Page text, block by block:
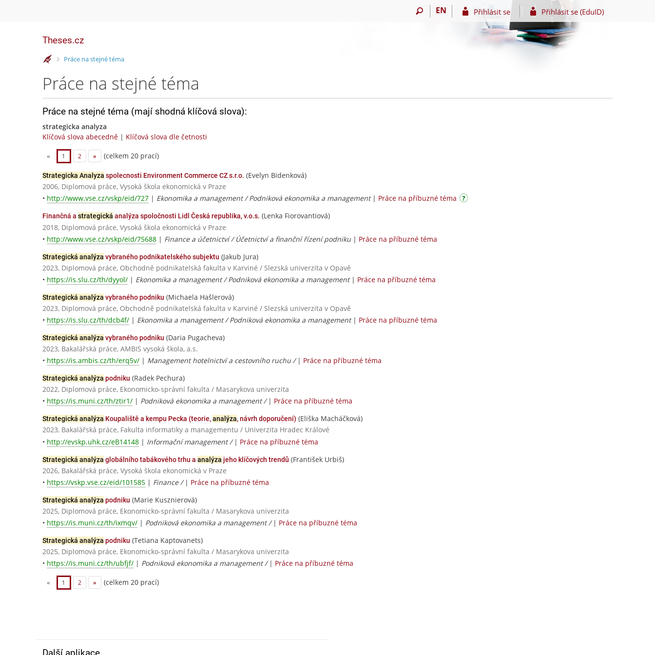
EN Přihlásit se Přihlásit se (EduID)
Theses.cz
>Práce na stejné téma
Práce na stejné téma
Práce na stejné téma (mají shodná klíčová slova):
strategicka analyza
Klíčová slova abecedně | Klíčová slova dle četnosti
« 1 2 » (celkem 20 prací)
Strategicka Analyza spolecnosti Environment Commerce CZ s.r.o. (Evelyn Bidenková)
2006, Diplomová práce, Vysoká škola ekonomická v Praze
• http://www.vse.cz/vskp/eid/727 | Ekonomika a management / Podniková ekonomika a management| Práce na příbuzné téma
Finančná a strategicka ́ analýza spoločnosti Lidl Česká republika, v.o.s. (Lenka Fiorovantiová)
2018, Diplomová práce, Vysoká škola ekonomická v Praze
• http://www.vse.cz/vskp/eid/75688 | Finance a účetnictví / Účetnictví a finanční řízení podniku | Práce na příbuzné téma
Strategická analýza vybraného podnikatelského subjektu (Jakub Jura)
2023, Diplomová práce, Obchodně podnikatelská fakulta v Karviné / Slezská univerzita v Opavě
• https://is.slu.cz/th/dyyol/ | Ekonomika a management / Podniková ekonomika a management| Práce na příbuzné téma
Strategická analýza vybraného podniku (Michaela Hašlerová)
2023, Diplomová práce, Obchodně podnikatelská fakulta v Karviné / Slezská univerzita v Opavě
• https://is.slu.cz/th/dcb4f/ | Ekonomika a management / Podniková ekonomika a management| Práce na příbuzné téma
Strategická analýza vybraného podniku (Daria Pugacheva)
2023, Bakalářská práce, AMBIS vysoká škola, a.s.
• https://is.ambis.cz/th/erq5v/ | Management hotelnictví a cestovního ruchu / | Práce na příbuzné téma
Strategická analýza podniku (Radek Pechura)
2022, Diplomová práce, Ekonomicko-správní fakulta / Masarykova univerzita
• https://is.muni.cz/th/ztir1/ | Podniková ekonomika a management / | Práce na příbuzné téma
Strategická analýza Koupaliště a kempu Pecka (teorie,analýza, návrh doporučení) (Eliška Macháčková)
2023, Bakalářská práce, Fakulta informatiky a managementu / Univerzita Hradec Králové
• http://evskp.uhk.cz/eB14148 | Informační management / | Práce na příbuzné téma
Strategická analýza globálního tabákového trhu a analýza jeho klíčových trendů (František Urbiš)
2026, Bakalářská práce, Vysoká škola ekonomická v Praze
• https://vskp.vse.cz/eid/101585 | Finance / | Práce na příbuzné téma
Strategická analýza podniku (Marie Kusznierová)
2025, Diplomová práce, Ekonomicko-správní fakulta / Masarykova univerzita
• https://is.muni.cz/th/ixmqv/ | Podniková ekonomika a management / | Práce na příbuzné téma
Strategická analýza podniku (Tetiana Kaptovanets)
2025, Diplomová práce, Ekonomicko-správní fakulta / Masarykova univerzita
• https://is.muni.cz/th/ubfjf/ | Podniková ekonomika a management / | Práce na příbuzné téma
« 1 2 » (celkem 20 prací)